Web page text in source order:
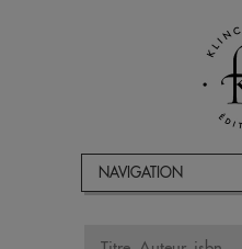
NAVIGATION